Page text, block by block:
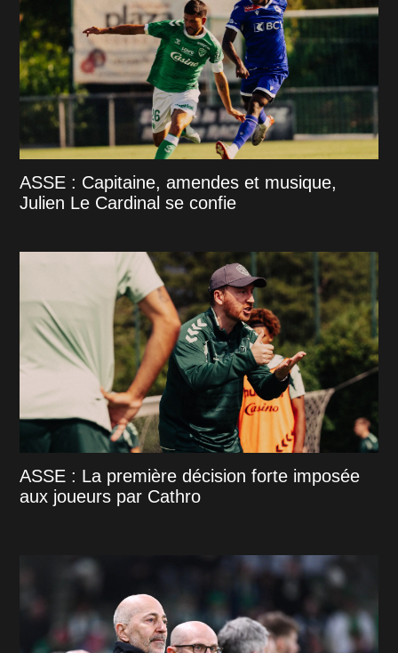
ASSE : Capitaine, amendes et musique,
Julien Le Cardinal se confie
ASSE : La première décision forte imposée
aux joueurs par Cathro